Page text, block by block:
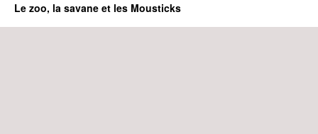
Le zoo, la savane et les Mousticks